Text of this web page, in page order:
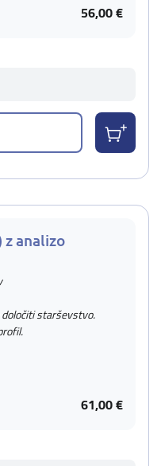
56,00 €
z analizo
starševstvo.
61,00 €